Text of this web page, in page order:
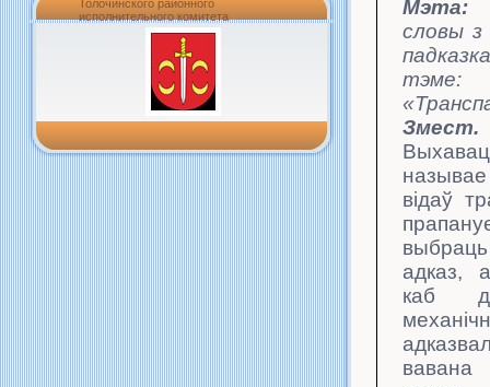
Толочинского районного
исполнительного комитета
Мэта:
словы з
тэме:
Змест.
відаў
адказ,
каб
вавана